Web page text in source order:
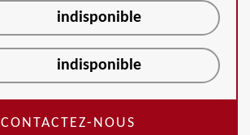
indisponible
indisponible
CONTACTEZ-NOUS